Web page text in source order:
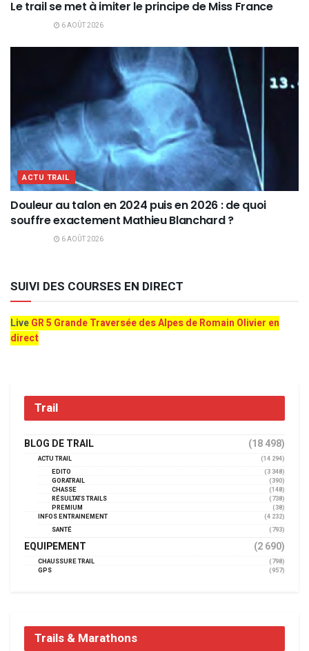
Le trail se met à imiter le principe de Miss France
6 AOÛT 2026
ACTU TRAIL
Douleur au talon en 2024 puis en 2026 : de quoi
souffre exactement Mathieu Blanchard ?
6 AOÛT 2026
SUIVI DES COURSES EN DIRECT
LiveGR 5 Grande Traversée des Alpes de Romain Olivier en
direct
Trail
BLOG DE TRAIL (18 498)
ACTU TRAIL
(14 294)
EDITO
(3 348)
GORATRAIL
(390)
CHASSE
(148)
RÉSULTATS TRAILS
(738)
PREMIUM
(38)
INFOS ENTRAINEMENT
(4 232)
SANTÉ
(793)
EQUIPEMENT (2 690)
CHAUSSURE TRAIL
(798)
GPS
(957)
Trails & Marathons